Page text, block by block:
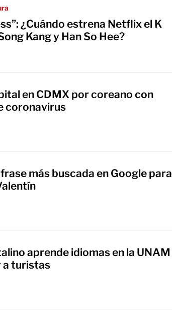
¿Cuándo estrena Netflix el K
Kang y Han So Hee?
en CDMX por coreano con
coronavirus
más buscada en Google para
aprende idiomas en la UNAM
a turistas